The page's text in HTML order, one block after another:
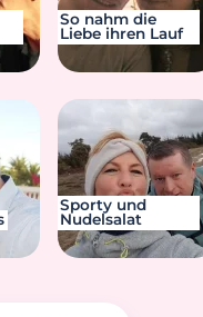
So nahm die
Liebe ihren Lauf
Sporty und
Nudelsalat